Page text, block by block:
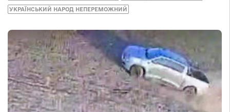
УКРАЇНСЬКИЙ НАРОД НЕПЕРЕМОЖНИЙ